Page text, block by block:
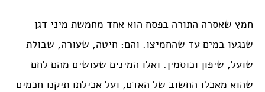
חמץ שאסרה התורה בפסח הוא אחד מחמשת מיני דגן
שנגעו במים עד שהחמיצו. והם: חיטה, שעורה, שבולת
שועל, שיפון וכוסמין. ואלו המינים שעושים מהם לחם
שהוא מאכלו החשוב של האדם, ועל אכילתו תיקנו חכמים